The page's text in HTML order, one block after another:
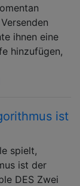
ihnen eine
hinzufügen,
ist
spielt,
ist der
DES Zwei